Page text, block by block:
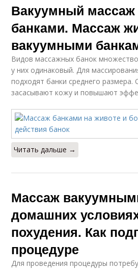
Вакуумный массаж
банками. Массаж
вакуумными
Видов массажных банок
у них одинаковый. Для
подходят банки среднего размера.
засасывают кожу и повышают
Читать дальше →
Массаж
домашних
похудения. Как
процедуре
Для проведения процедуры